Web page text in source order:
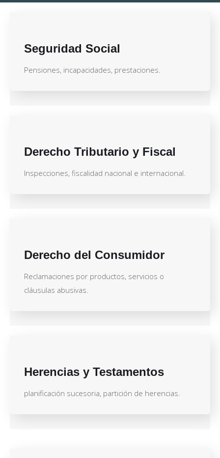
Seguridad Social
Pensiones, incapacidades, prestaciones.
Derecho Tributario y Fiscal
Inspecciones, fiscalidad nacional e internacional.
Derecho del Consumidor
Reclamaciones por productos, servicios o
cláusulas abusivas.
Herencias y Testamentos
planificación sucesoria, partición de herencias.